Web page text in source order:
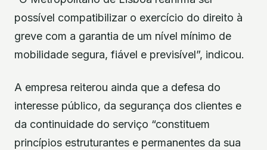
possível compatibilizar o exercício do direito à
greve com a garantia de um nível mínimo de
mobilidade segura, fiável e previsível”, indicou.
A empresa reiterou ainda que a defesa do
interesse público, da segurança dos clientes e
da continuidade do serviço “constituem
princípios estruturantes e permanentes da sua